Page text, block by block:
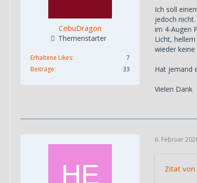
CebuDragon
Themenstarter
Erhaltene Likes
7
Beiträge
33
Ich soll
jedoch
im 4-Augen
Licht,
wieder keine
Hat jemand
Vielen Dank
6. Februar
Zitat von